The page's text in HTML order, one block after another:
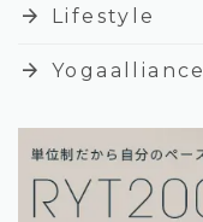
arrow_forward Lifestyle
arrow_forward Yogaalliance